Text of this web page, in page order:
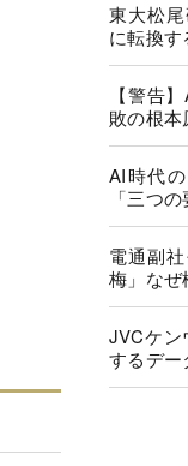
東大松
に転換
【警告
敗の根
AI時代
「三つの
電通副
梅」なぜ
JVCケ
するデー